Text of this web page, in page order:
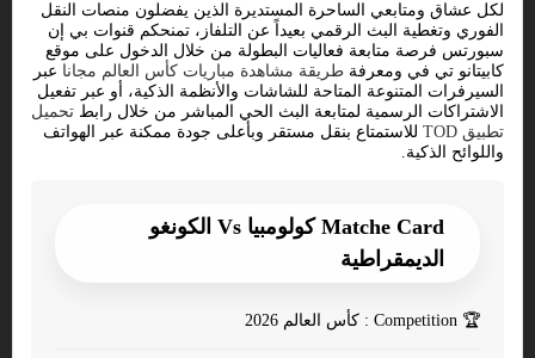
لكل عشاق ومتابعي الساحرة المستديرة الذين يفضلون منصات النقل
الفوري وتغطية البث الرقمي بعيداً عن التلفاز، تمنحكم قنوات بي إن
سبورتس فرصة متابعة فعاليات البطولة من خلال الدخول على موقع
كابيتانو تي في ومعرفة طريقة مشاهدة مباريات كأس العالم مجانا عبر
السيرفرات المتنوعة المتاحة للشاشات والأنظمة الذكية، أو عبر تفعيل
الاشتراكات الرسمية لمتابعة البث الحي المباشر من خلال رابط تحميل
تطبيق TOD
للاستمتاع بنقل مستقر وبأعلى جودة ممكنة عبر الهواتف
واللوائح الذكية.
Matche Card كولومبيا Vs الكونغو
الديمقراطية
🏆